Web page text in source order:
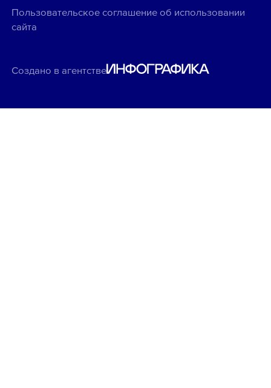
Пользовательское соглашение об использовании
сайта
Создано в агентстве